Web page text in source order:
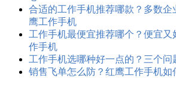
合适的工作手机推荐哪款？多数企
鹰工作手机
工作手机最便宜推荐哪个？便宜又
作手机
工作手机选哪种好一点的？三个问
销售飞单怎么防？红鹰工作手机如